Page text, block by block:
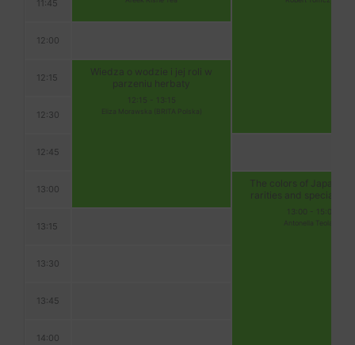
11:45
12:00
12:15
Wiedza o wodzie i jej roli w
parzeniu herbaty
12:15 13:15
Eliza Morawska (BRITA Polska)
12:30
12:45
13:00
The colors of
rarities and specialties
13:00 15:00
Antonella Teolato
13:15
13:30
13:45
14:00